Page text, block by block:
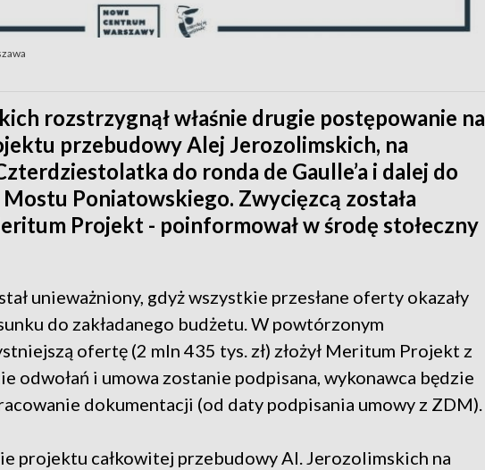
rozstrzygnął właśnie drugie postępowanie na
przebudowy Alej Jerozolimskich, na
do ronda de Gaulle’a i dalej do
Poniatowskiego. Zwycięzcą została
Projekt - poinformował w środę stołeczny
unieważniony, gdyż wszystkie przesłane oferty okazały
do zakładanego budżetu. W powtórzonym
ofertę (2 mln 435 tys. zł) złożył Meritum Projekt z
odwołań i umowa zostanie podpisana, wykonawca będzie
dokumentacji (od daty podpisania umowy z ZDM).
projektu całkowitej przebudowy Al. Jerozolimskich na